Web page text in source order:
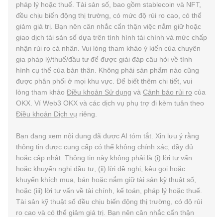
pháp lý hoặc thuế. Tài sản số, bao gồm stablecoin và NFT,
đều chịu biến động thị trường, có mức độ rủi ro cao, có thể
giảm giá trị. Bạn nên cân nhắc cẩn thận việc nắm giữ hoặc
giao dịch tài sản số dựa trên tình hình tài chính và mức chấp
nhận rủi ro cá nhân. Vui lòng tham khảo ý kiến của chuyên
gia pháp lý/thuế/đầu tư để được giải đáp câu hỏi về tình
hình cụ thể của bản thân. Không phải sản phẩm nào cũng
được phân phối ở mọi khu vực. Để biết thêm chi tiết, vui
lòng tham khảo Điều khoản Sử dụng và Cảnh báo rủi ro của
OKX. Ví Web3 OKX và các dịch vụ phụ trợ đi kèm tuân theo
Điều khoản Dịch vụ riêng.
Bạn đang xem nội dung đã được AI tóm tắt. Xin lưu ý rằng
thông tin được cung cấp có thể không chính xác, đầy đủ
hoặc cập nhật. Thông tin này không phải là (i) lời tư vấn
hoặc khuyến nghị đầu tư, (ii) lời đề nghị, kêu gọi hoặc
khuyến khích mua, bán hoặc nắm giữ tài sản kỹ thuật số,
hoặc (iii) lời tư vấn về tài chính, kế toán, pháp lý hoặc thuế.
Tài sản kỹ thuật số đều chịu biến động thị trường, có độ rủi
ro cao và có thể giảm giá trị. Bạn nên cân nhắc cẩn thận